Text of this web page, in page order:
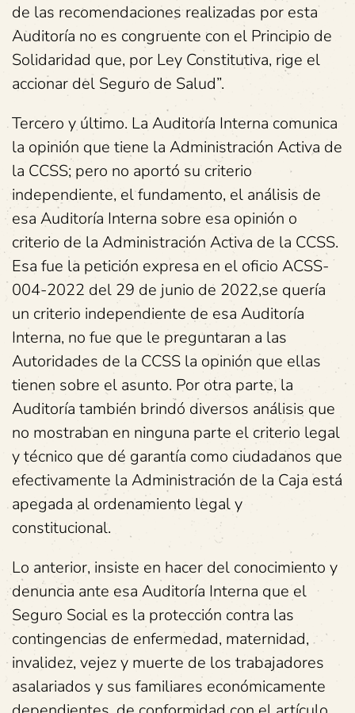
de las recomendaciones realizadas por esta
Auditoría no es congruente con el Principio de
Solidaridad que, por Ley Constitutiva, rige el
accionar del Seguro de Salud”.
Tercero y último. La Auditoría Interna comunica
la opinión que tiene la Administración Activa de
la CCSS; pero no aportó su criterio
independiente, el fundamento, el análisis de
esa Auditoría Interna sobre esa opinión o
criterio de la Administración Activa de la CCSS.
Esa fue la petición expresa en el oficio ACSS-
004-2022 del 29 de junio de 2022,se quería
un criterio independiente de esa Auditoría
Interna, no fue que le preguntaran a las
Autoridades de la CCSS la opinión que ellas
tienen sobre el asunto. Por otra parte, la
Auditoría también brindó diversos análisis que
no mostraban en ninguna parte el criterio legal
y técnico que dé garantía como ciudadanos que
efectivamente la Administración de la Caja está
apegada al ordenamiento legal y
constitucional.
Lo anterior, insiste en hacer del conocimiento y
denuncia ante esa Auditoría Interna que el
Seguro Social es la protección contra las
contingencias de enfermedad, maternidad,
invalidez, vejez y muerte de los trabajadores
asalariados y sus familiares económicamente